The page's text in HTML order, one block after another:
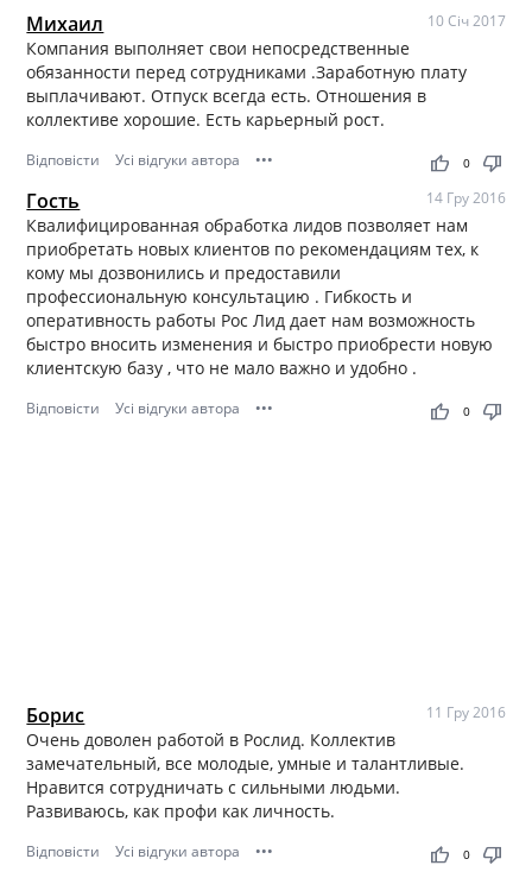
Михаил 10 Січ 2017
Компания выполняет свои непосредственные
обязанности перед сотрудниками .Заработную плату
выплачивают. Отпуск всегда есть. Отношения в
коллективе хорошие. Есть карьерный рост.
Відповісти Усі відгуки автора ••• thumb_up thumb_down
0
Гость 14 Гру 2016
Квалифицированная обработка лидов позволяет нам
приобретать новых клиентов по рекомендациям тех, к
кому мы дозвонились и предоставили
профессиональную консультацию . Гибкость и
оперативность работы Рос Лид дает нам возможность
быстро вносить изменения и быстро приобрести новую
клиентскую базу , что не мало важно и удобно .
Відповісти Усі відгуки автора ••• thumb_up thumb_down
0
Борис 11 Гру 2016
Очень доволен работой в Рослид. Коллектив
замечательный, все молодые, умные и талантливые.
Нравится сотрудничать с сильными людьми.
Развиваюсь, как профи как личность.
Відповісти Усі відгуки автора ••• thumb_up thumb_down
0